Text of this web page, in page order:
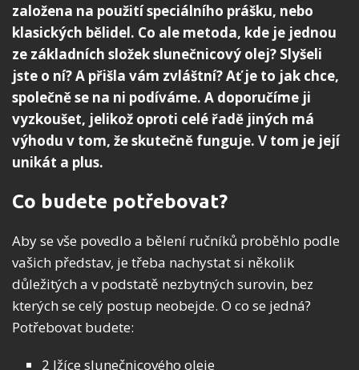
založena na použití speciálního prášku, nebo
klasických bělidel. Co ale metoda, kde je jednou
ze základních složek slunečnicový olej? Slyšeli
jste o ní? A přišla vám zvláštní? Ať je to jak chce,
společně se na ni podíváme. A doporučíme ji
vyzkoušet, jelikož oproti celé řadě jiných má
výhodu v tom, že skutečně funguje. V tom je její
unikát a plus.
Co budete potřebovat?
Aby se vše povedlo a bělení ručníků proběhlo podle
vašich představ, je třeba nachystat si několik
důležitých a v podstatě nezbytných surovin, bez
kterých se celý postup neobejde. O co se jedná?
Potřebovat budete:
2 lžíce slunečnicového oleje